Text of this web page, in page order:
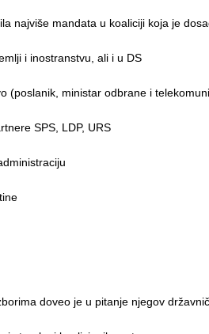
najviše mandata u koaliciji koja je
i inostranstvu, ali i u DS
(poslanik, ministar odbrane i
SPS, LDP, URS
doveo je u pitanje njegov